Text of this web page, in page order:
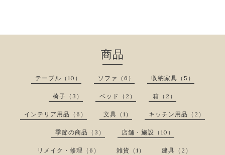
商品
テーブル（10） ソファ（6） 収納家具（5）
椅子（3） ベッド（2） 箱（2）
インテリア用品（6） 文具（1） キッチン用品（2）
季節の商品（3） 店舗・施設（10）
リメイク・修理（6） 雑貨（1） 建具（2）